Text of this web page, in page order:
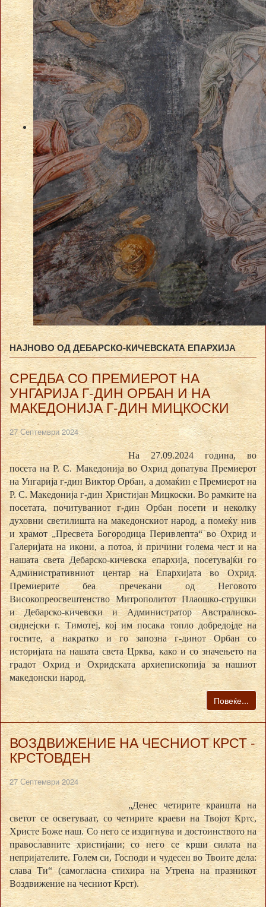
НАЈНОВО ОД ДЕБАРСКО-КИЧЕВСКАТА ЕПАРХИЈА
СРЕДБА СО ПРЕМИЕРОТ НА
УНГАРИЈА Г-ДИН ОРБАН И НА
МАКЕДОНИЈА Г-ДИН МИЦКОСКИ
27 Септември 2024
На 27.09.2024 година, во
посета на Р. С. Македонија во Охрид допатува Премиерот
на Унгарија г-дин Виктор Орбан, а домаќин е Премиерот на
Р. С. Македонија г-дин Христијан Мицкоски. Во рамките на
посетата, почитуваниот г-дин Орбан посети и неколку
духовни светилишта на македонскиот народ, а помеќу нив
и храмот „Пресвета Богородица Перивлепта“ во Охрид и
Галеријата на икони, а потоа, ѝ причини голема чест и на
нашата света Дебарско-кичевска епархија, посетувајќи го
Административниот центар на Епархијата во Охрид.
Премиерите беа пречекани од Неговото
Високопреосвештенство Митрополитот Плаошко-струшки
и Дебарско-кичевски и Администратор Австралиско-
сиднејски г. Тимотеј, кој им посака топло добредојде на
гостите, а накратко и го запозна г-динот Орбан со
историјата на нашата света Црква, како и со значењето на
градот Охрид и Охридската архиепископија за нашиот
македонски народ.
Повеќе...
ВОЗДВИЖЕНИЕ НА ЧЕСНИОТ КРСТ -
КРСТОВДЕН
27 Септември 2024
„Денес четирите краишта на
светот се осветуваат, со четирите краеви на Твојот Кртс,
Христе Боже наш. Со него се издигнува и достоинството на
православните христијани; со него се крши силата на
непријателите. Голем си, Господи и чудесен во Твоите дела:
слава Ти“ (самогласна стихира на Утрена на празникот
Воздвижение на чесниот Крст).